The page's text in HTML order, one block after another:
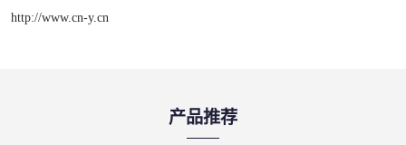
http://www.cn-y.cn
产品推荐